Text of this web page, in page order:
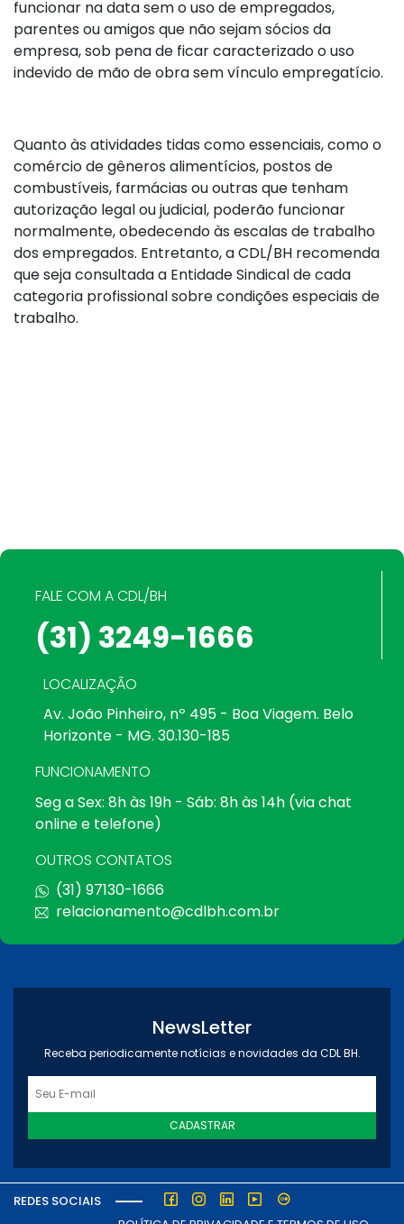
funcionar na data sem o uso de empregados,
parentes ou amigos que não sejam sócios da
empresa, sob pena de ficar caracterizado o uso
indevido de mão de obra sem vínculo empregatício.
Quanto às atividades tidas como essenciais, como o
comércio de gêneros alimentícios, postos de
combustíveis, farmácias ou outras que tenham
autorização legal ou judicial, poderão funcionar
normalmente, obedecendo às escalas de trabalho
dos empregados. Entretanto, a CDL/BH recomenda
que seja consultada a Entidade Sindical de cada
categoria profissional sobre condições especiais de
trabalho.
FALE COM A CDL/BH
(31) 3249-1666
LOCALIZAÇÃO
Av. João Pinheiro, nº 495 - Boa Viagem. Belo
Horizonte - MG. 30.130-185
FUNCIONAMENTO
Seg a Sex: 8h às 19h - Sáb: 8h às 14h (via chat
online e telefone)
OUTROS CONTATOS
(31) 97130-1666
relacionamento@cdlbh.com.br
NewsLetter
Receba periodicamente notícias e novidades da CDL BH.
CADASTRAR
REDES SOCIAIS